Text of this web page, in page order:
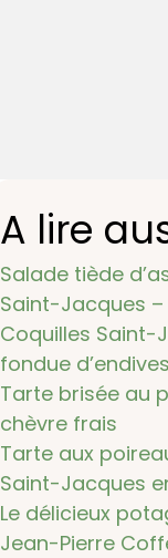
A lire
Salade tiède
Saint-Jacques
Coquilles Saint-
fondue
Tarte brisée au
chèvre frais
Tarte aux
Saint-Jacques
Le délicieux
Jean-Pierre